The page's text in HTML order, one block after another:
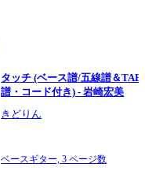
タッチ (ベース譜/五線譜＆TAB
譜・コード付き) - 岩崎宏美
きどりん
ベースギター,3 ページ数